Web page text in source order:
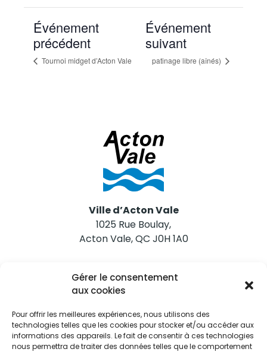
Gérer le consentement
aux cookies
Pour offrir les meilleures expériences, nous utilisons des
technologies telles que les cookies pour stocker et/ou accéder aux
informations des appareils. Le fait de consentir à ces technologies
nous permettra de traiter des données telles que le comportement
Événement
précédent
Tournoi midget d’Acton Vale
Événement
suivant
patinage libre (aînés)
Ville d’Acton Vale
1025 Rue Boulay,
Acton Vale, QC J0H 1A0
Nous joindre
Tél. 450 546-2703